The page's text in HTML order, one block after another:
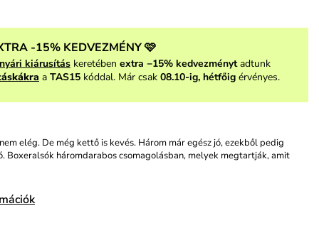
-15% KEDVEZMÉNY 🩷
kiárusítás keretében extra −15% kedvezménytadtunk
a TAS15kóddal. Már csak08.10-ig, hétfőigérvényes.
elég. De még kettő is kevés. Három már egész jó, ezekből pedig
Boxeralsók háromdarabos csomagolásban, melyek megtartják, amit